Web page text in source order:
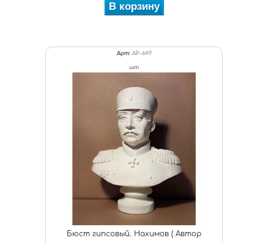
В корзину
Арт: АР-649
шт
Бюст гипсовый. Нахимов ( Автор